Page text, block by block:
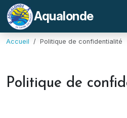
Aqualonde
Accueil Politique de confidentialité
Politique de